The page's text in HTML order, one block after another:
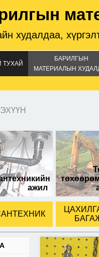
худалдаа,
ТУХАЙ
БАРИЛГЫН
МАТЕРИАЛЫН
ажил
1м 47см урт.